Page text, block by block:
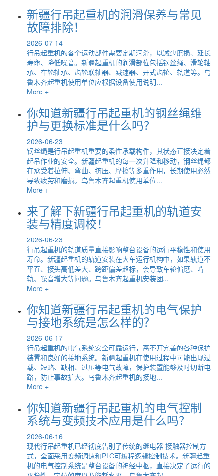
新疆行吊起重机的润滑保养与常见
故障排除！
2026-07-14
行吊起重机的各个运动部件需要定期润滑，以减少磨损、延长
寿命、降低噪音。新疆起重机的润滑部位包括钢丝绳、滑轮轴
承、车轮轴承、齿轮联轴器、减速器、开式齿轮、轨道等。乌
鲁木齐起重机使用单位应根据设备使用说明...
More +
你知道新疆行吊起重机的钢丝绳维
护与更换标准是什么吗？
2026-06-23
钢丝绳是行吊起重机重要的柔性承载构件，其状态直接决定着
起吊作业的安全。新疆起重机的每一次升降和移动，钢丝绳都
在承受着拉伸、弯曲、挤压、摩擦等多重作用，长期使用必然
导致疲劳和磨损。乌鲁木齐起重机使用单位...
More +
来了解下新疆行吊起重机的轨道安
装与精度调校！
2026-06-23
行吊起重机的轨道质量直接影响整台设备的运行平稳性和使用
寿命。新疆起重机的轨道安装在大车运行机构中，如果轨道不
平直、接头高低差大、跨距偏差超标，会导致车轮偏磨、啃
轨、噪音增大等问题。乌鲁木齐起重机安装团...
More +
你知道新疆行吊起重机的电气保护
与接地系统是怎么样的？
2026-06-17
行吊起重机的电气系统安全可靠运行，离不开完善的各种保护
装置和良好的接地系统。新疆起重机在使用过程中可能出现过
载、短路、缺相、过压等电气故障，保护装置能够及时切断电
路，防止事故扩大。乌鲁木齐起重机的接地...
More +
你知道新疆行吊起重机的电气控制
系统与变频技术应用是什么吗？
2026-06-16
现代行吊起重机已经彻底告别了传统的继电器-接触器控制方
式，全面采用变频调速和PLC可编程逻辑控制技术。新疆起重
机的电气控制系统是整台设备的神经中枢，直接决定了运行的